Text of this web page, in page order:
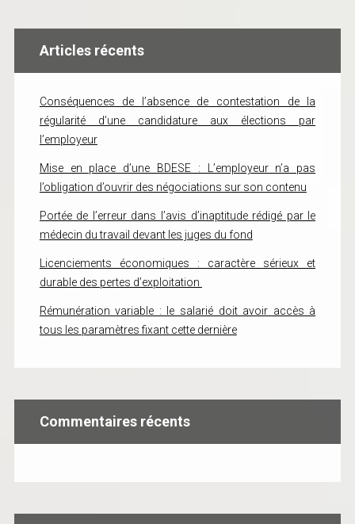
Articles récents
Conséquences de l’absence de contestation de la
régularité d’une candidature aux élections par
l’employeur
Mise en place d’une BDESE : L’employeur n’a pas
l’obligation d’ouvrir des négociations sur son contenu
Portée de l’erreur dans l’avis d’inaptitude rédigé par le
médecin du travail devant les juges du fond
Licenciements économiques : caractère sérieux et
durable des pertes d’exploitation
Rémunération variable : le salarié doit avoir accès à
tous les paramètres fixant cette dernière
Commentaires récents